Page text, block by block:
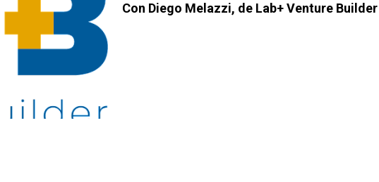
Con Diego Melazzi, de Lab+ Venture Builder